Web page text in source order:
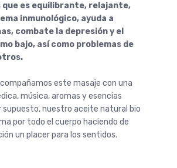
es equilibrante, relajante,
inmunológico, ayuda a
combate la depresión y el
bajo, así como problemas de
este masaje con una
música, aromas y esencias
supuesto, nuestro aceite natural bio
por todo el cuerpo haciendo de
un placer para los sentidos.